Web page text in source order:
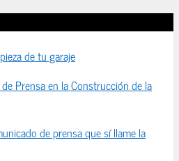
de tu garaje
Prensa en la Construcción de la
de prensa que sí llame la